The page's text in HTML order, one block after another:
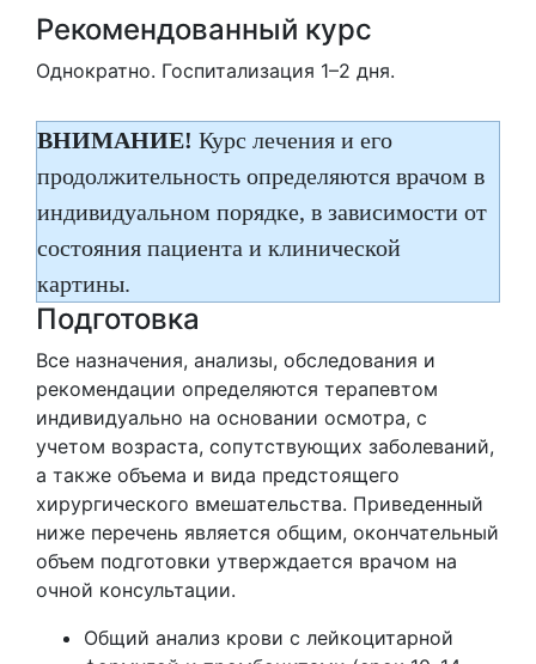
Рекомендованный курс
Однократно. Госпитализация 1–2 дня.
ВНИМАНИЕ! Курс лечения и его
продолжительность определяются врачом в
индивидуальном порядке, в зависимости от
состояния пациента и клинической
картины.
Подготовка
Все назначения, анализы, обследования и
рекомендации определяются терапевтом
индивидуально на основании осмотра, с
учетом возраста, сопутствующих заболеваний,
а также объема и вида предстоящего
хирургического вмешательства. Приведенный
ниже перечень является общим, окончательный
объем подготовки утверждается врачом на
очной консультации.
Общий анализ крови с лейкоцитарной